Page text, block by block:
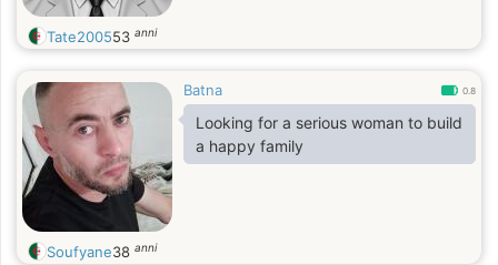
Tate200553 anni
Batna 0.8
Looking for a serious woman to build
a happy family
Soufyane38 anni